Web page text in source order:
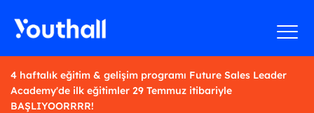
4 haftalık eğitim & gelişim programı Future Sales Leader
Academy'de ilk eğitimler 29 Temmuz itibariyle
BAŞLIYOORRRR!